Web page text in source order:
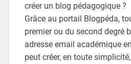
créer un blog pédagogique ?
Grâce au portail Blogpéda,
premier ou du second degré
adresse email académique
peut créer, en toute